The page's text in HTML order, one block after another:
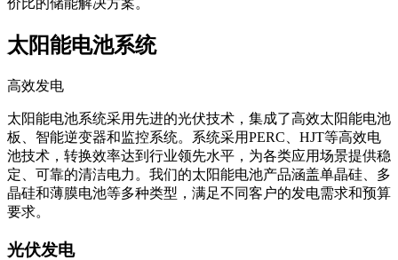
价比的储能解决方案。
太阳能电池系统
高效发电
太阳能电池系统采用先进的光伏技术，集成了高效太阳能电池
板、智能逆变器和监控系统。系统采用PERC、HJT等高效电
池技术，转换效率达到行业领先水平，为各类应用场景提供稳
定、可靠的清洁电力。我们的太阳能电池产品涵盖单晶硅、多
晶硅和薄膜电池等多种类型，满足不同客户的发电需求和预算
要求。
光伏发电